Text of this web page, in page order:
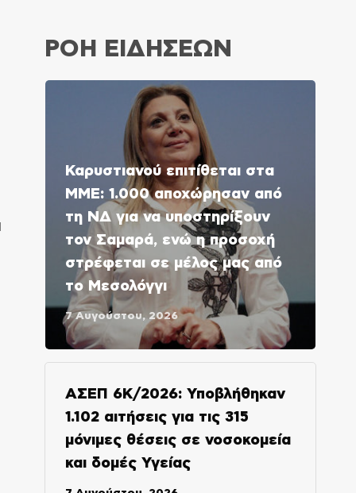
ΡΟΗ ΕΙΔΗΣΕΩΝ
Καρυστιανού επιτίθεται στα
ΜΜΕ: 1.000 αποχώρησαν από
τη ΝΔ για να υποστηρίξουν
τον Σαμαρά, ενώ η προσοχή
στρέφεται σε μέλος μας από
το Μεσολόγγι
7 Αυγούστου, 2026
ΑΣΕΠ 6Κ/2026: Υποβλήθηκαν
1.102 αιτήσεις για τις 315
μόνιμες θέσεις σε νοσοκομεία
και δομές Υγείας